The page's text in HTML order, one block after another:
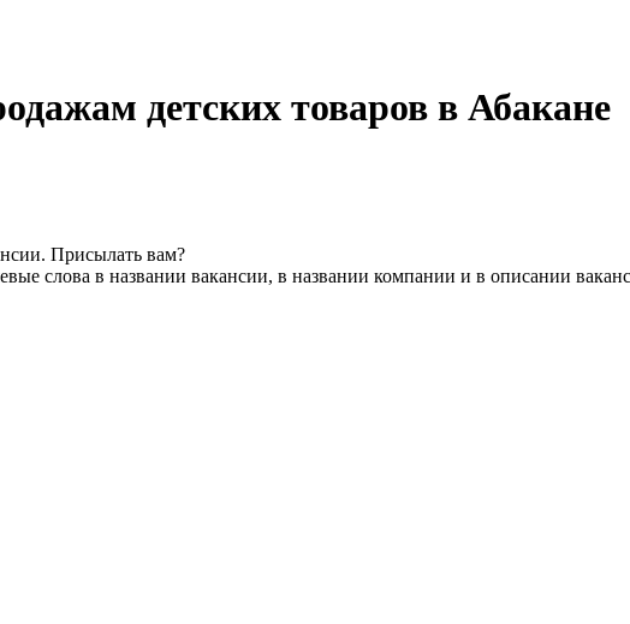
детских товаров в Абакане
Присылать вам?
слова в названии вакансии, в названии компании и в описании